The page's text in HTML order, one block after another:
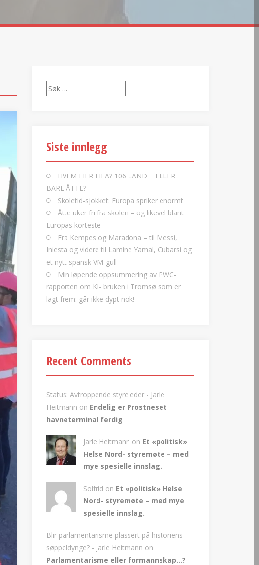
Søk
etter:
Siste innlegg
HVEM EIER FIFA? 106 LAND – ELLER
BARE ÅTTE?
Skoletid-sjokket: Europa spriker enormt
Åtte uker fri fra skolen – og likevel blant
Europas korteste
Fra Kempes og Maradona – til Messi,
Iniesta og videre til Lamine Yamal, Cubarsí og
et nytt spansk VM-gull
Min løpende oppsummering av PWC-
rapporten om KI- bruken i Tromsø som er
lagt frem: går ikke dypt nok!
Recent Comments
Status: Avtroppende styreleder - Jarle
Heitmann on Endelig er Prostneset
havneterminal ferdig
Jarle Heitmann on Et «politisk»
Helse Nord- styremøte – med
mye spesielle innslag.
Solfrid on Et «politisk» Helse
Nord- styremøte – med mye
spesielle innslag.
Blir parlamentarisme plassert på historiens
søppeldynge? - Jarle Heitmann on
Parlamentarisme eller formannskap…?